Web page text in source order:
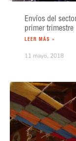
Envíos del
primer trimestre
LEER MÁS »
11 mayo, 2018